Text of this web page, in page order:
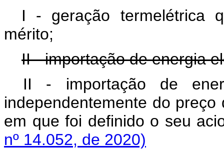
I - geração termelétrica
mérito;
II - importação de energia
II - importação de
independentemente do
em que foi definido o seu
nº 14.052, de 2020)